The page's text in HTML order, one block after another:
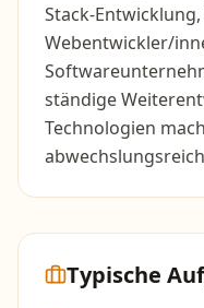
Stack-
Webentwickler/
ständige
Technologien
Typische